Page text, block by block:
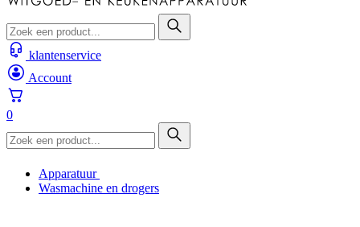
klantenservice
Account
0
Apparatuur
Wasmachine en drogers